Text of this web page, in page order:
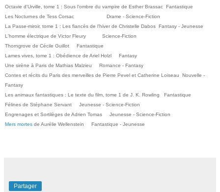
Octavie d'Urville, tome 1 : Sous l'ombre du vampire de Esther Brassac Fantastique
Les Nocturnes de Tess Corsac
Drame - Science-Fiction
La Passe-miroir, tome 1 : Les fiancés de l'hiver de Christelle Dabos Fantasy - Jeunesse
L'homme électrique de Victor Fleury
Science-Fiction
Thorngrove de Cécile Guillot
Fantastique
Lames vives, tome 1 : Obédience de Ariel Holzl
Fantasy
Une sirène à Paris de Mathias Malzieu
Romance - Fantasy
Contes et récits du Paris des merveilles de Pierre Pevel et Catherine Loiseau
Nouvelle -
Fantasy
Les animaux fantastiques : Le texte du film, tome 1 de J. K. Rowling
Fantastique
Félines de Stéphane Servant
Jeunesse - Science-Fiction
Engrenages et Sortilèges de Adrien Tomas
Jeunesse - Science-Fiction
Mers mortes de Aurélie Wellenstein Fantastique - Jeunesse
Partager